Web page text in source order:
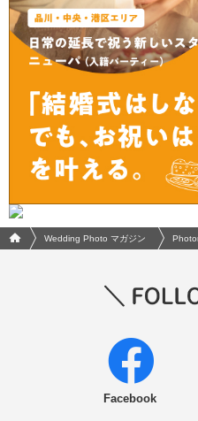
フォトウエディング/結婚写真のPhotorait
Wedding Photo マガジン
Facebook